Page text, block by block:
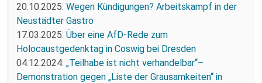
20.10.2025: Wegen Kündigungen? Arbeitskampf in der
Neustädter Gastro
17.03.2025: Über eine AfD-Rede zum
Holocaustgedenktag in Coswig bei Dresden
04.12.2024: „Teilhabe ist nicht verhandelbar“–
Demonstration gegen „Liste der Grausamkeiten“ in